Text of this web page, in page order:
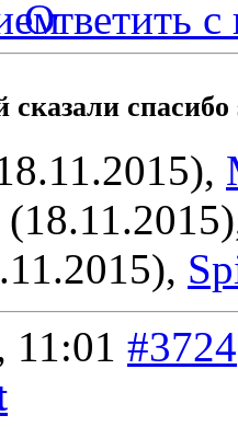
Ответить с
сказали
11:01 #3724